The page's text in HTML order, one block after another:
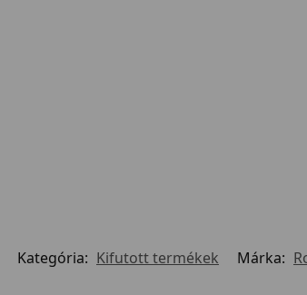
Kategória: Kifutott termékek Márka: